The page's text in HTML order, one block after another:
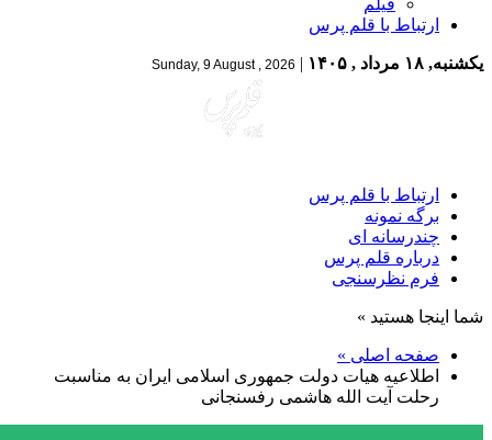
فیلم
ارتباط با قلم پرس
یکشنبه, ۱۸ مرداد , ۱۴۰۵ |
Sunday, 9 August , 2026
ارتباط با قلم پرس
برگه نمونه
چندرسانه ای
درباره قلم پرس
فرم نظرسنجی
شما اینجا هستید »
صفحه اصلی »
اطلاعیه هیات دولت جمهوری اسلامی ایران به مناسبت
رحلت آیت الله هاشمی رفسنجانی